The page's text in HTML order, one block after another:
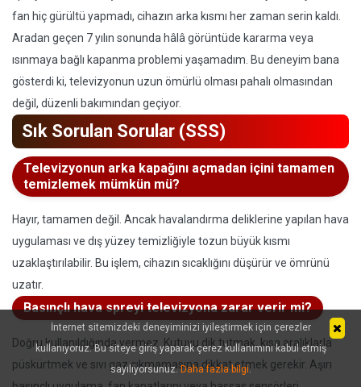
fan hiç gürültü yapmadı, cihazın arka kısmı her zaman serin kaldı.
Aradan geçen 7 yılın sonunda hâlâ görüntüde kararma veya
ısınmaya bağlı kapanma problemi yaşamadım. Bu deneyim bana
gösterdi ki, televizyonun uzun ömürlü olması pahalı olmasından
değil, düzenli bakımından geçiyor.
Sık Sorulan Sorular (SSS)
Televizyonun arka kapağını açmadan içini tamamen
temizlemek mümkün mü?
Hayır, tamamen değil. Ancak havalandırma deliklerine yapılan hava
uygulaması ve dış yüzey temizliğiyle tozun büyük kısmı
uzaklaştırılabilir. Bu işlem, cihazın sıcaklığını düşürür ve ömrünü
uzatır.
Basınçlı hava spreyi televizyona zarar verir mi?
Doğru kullanıldığında vermez. Kutuyu dik tutmak, kısa aralıklarla
püskürtmek ve sıvı gaz çıkmamasına dikkat etmek gerekir. Aşırı
İnternet sitemizdeki deneyiminizi iyileştirmek için çerezler
kullanıyoruz. Bu siteye giriş yaparak çerez kullanımını kabul etmiş
sayılıyorsunuz.Daha fazla bilgi.